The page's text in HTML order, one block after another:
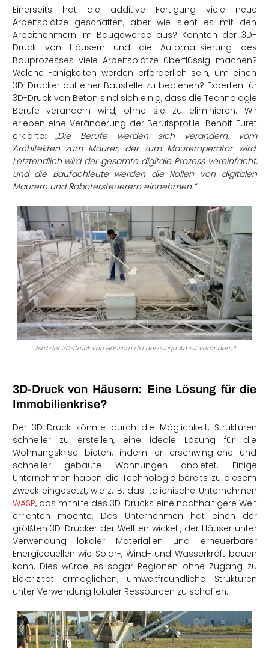
Einerseits hat die additive Fertigung viele neue
Arbeitsplätze geschaffen, aber wie sieht es mit den
Arbeitnehmern im Baugewerbe aus? Könnten der 3D-
Druck von Häusern und die Automatisierung des
Bauprozesses viele Arbeitsplätze überflüssig machen?
Welche Fähigkeiten werden erforderlich sein, um einen
3D-Drucker auf einer Baustelle zu bedienen? Experten für
3D-Druck von Beton sind sich einig, dass die Technologie
Berufe verändern wird, ohne sie zu eliminieren. Wir
erleben eine Veränderung der Berufsprofile. Benoit Furet
erklärte:„Die Berufe werden sich verändern, vom
Architekten zum Maurer, der zum Maureroperator wird.
Letztendlich wird der gesamte digitale Prozess vereinfacht,
und die Baufachleute werden die Rollen von digitalen
Maurern und Robotersteuerern einnehmen.“
Wird der 3D-Druck von Häusern die derzeitige Arbeit verändern?
3D-Druck von Häusern: Eine Lösung für die
Immobilienkrise?
Der 3D-Druck könnte durch die Möglichkeit, Strukturen
schneller zu erstellen, eine ideale Lösung für die
Wohnungskrise bieten, indem er erschwingliche und
schneller gebaute Wohnungen anbietet. Einige
Unternehmen haben die Technologie bereits zu diesem
Zweck eingesetzt, wie z. B. das italienische Unternehmen
WASP, das mithilfe des 3D-Drucks eine nachhaltigere Welt
errichten möchte. Das Unternehmen hat einen der
größten 3D-Drucker der Welt entwickelt, der Häuser unter
Verwendung lokaler Materialien und erneuerbarer
Energiequellen wie Solar-, Wind- und Wasserkraft bauen
kann. Dies würde es sogar Regionen ohne Zugang zu
Elektrizität ermöglichen, umweltfreundliche Strukturen
unter Verwendung lokaler Ressourcen zu schaffen.